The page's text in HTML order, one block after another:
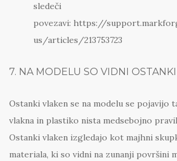
sledeči
povezavi: https://
us/articles/213753723
7. NA MODELU SO VIDNI
Ostanki vlaken se na modelu se pojavijo
vlakna in plastiko nista medsebojno
Ostanki vlaken izgledajo kot majhni
materiala, ki so vidni na zunanji površini